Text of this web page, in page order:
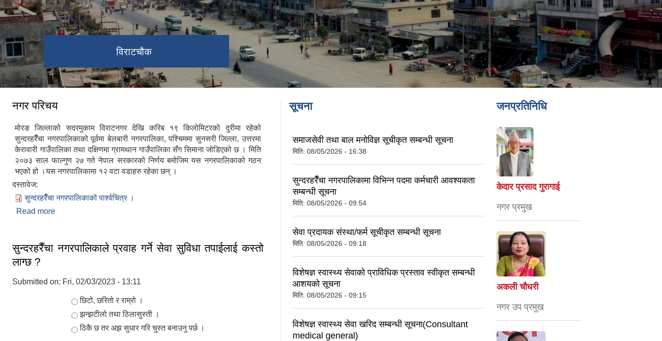
विराटचौक
नगर परिचय
मोरङ जिल्लाको सदरमुकाम विराटनगर देखि करिब १९ किलोमिटरको दुरीमा रहेको
सुन्दरहरैँचा नगरपालिकाको पूर्वमा बेलबारी नगरपालिका, पश्चिममा सुनसरी जिल्ला, उत्तरमा
केरावारी गाउँपालिका तथा दक्षिणमा ग्रामथान गाउँपालिका सँग सिमाना जोडिएको छ । मिति
२०७३ साल फाल्गुण २७ गते नेपाल सरकारको निर्णय बमोजिम यस नगरपालिकाको गठन
भएको हो ।यस नगरपालिकामा १२ वटा वडाहरु रहेका छन् ।
दस्तावेज:
सुन्दरहरैँचा नगरपालिकाको पार्श्वचित्र ।
Read more
सुन्दरहरैँचा नगरपालिकाले प्रवाह गर्ने सेवा सुविधा तपाईलाई कस्तो
लाग्छ ?
Submitted on: Fri, 02/03/2023 - 13:11
Choices
छिटो, छरितो र राम्रो ।
झन्झटीलो तथा ठिलासुस्ती ।
ठिकै छ तर अझ सुधार गरि चुस्त बनाउनु पर्छ ।
सूचना
समाजसेवी तथा बाल मनोविज्ञ सूचीकृत सम्बन्धी सूचना
मिति: 08/05/2026 - 16:38
सुन्दरहरैँचा नगरपालिकामा विभिन्न पदमा कर्मचारी आवश्यकता
सम्बन्धी सूचना
मिति: 08/05/2026 - 09:54
सेवा प्रदायक संस्था/फर्म सूचीकृत सम्बन्धी सूचना
मिति: 08/05/2026 - 09:18
विशेषज्ञ स्वास्थ्य सेवाको प्राविधिक प्रस्ताव स्वीकृत सम्बन्धी
आशयको सूचना
मिति: 08/05/2026 - 09:15
विशेषज्ञ स्वास्थ्य सेवा खरिद सम्बन्धी सूचना(Consultant
medical general)
जनप्रतिनिधि
केदार प्रसाद गुरागाई
नगर प्रमुख
अकली चौधरी
नगर उप प्रमुख